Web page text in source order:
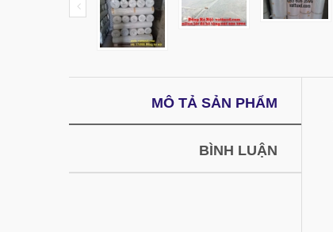
MÔ TẢ SẢN PHẨM
BÌNH LUẬN